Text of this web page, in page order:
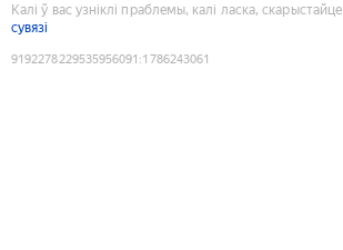
Калі ў вас узніклі праблемы, калі ласка, скарыстайце
сувязі
9192278229535956091 :1786243061